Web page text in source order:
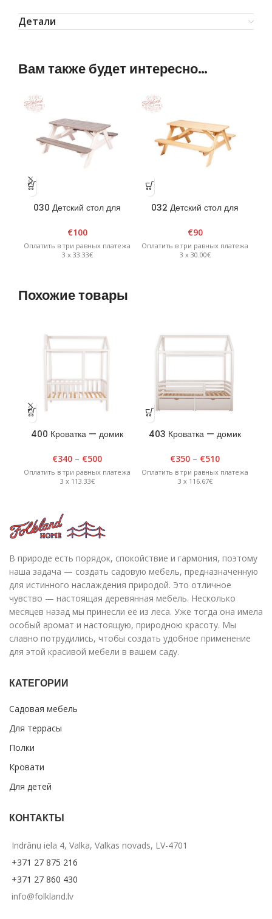
Детали
Вам также будет интересно…
030 Детский стол для
белый/графит
€100
Оплатить в три равных платежа
3 x 33.33€
032 Детский стол для
натуральный
€90
Оплатить в три равных платежа
3 x 30.00€
Похожие товары
400 Кроватка — домик
Белая
€340 – €500
Оплатить в три равных платежа
3 x 113.33€
403 Кроватка — домик
Белая
€350 – €510
Оплатить в три равных платежа
3 x 116.67€
В природе есть порядок, спокойствие и гармония, поэтому
наша задача — создать садовую мебель, предназначенную
для истинного наслаждения природой. Это отличное
чувство — настоящая деревянная мебель. Несколько
месяцев назад мы принесли её из леса. Уже тогда она имела
особый аромат и настоящую, природною красоту. Мы
славно потрудились, чтобы создать удобное применение
для этой красивой мебели в вашем саду.
КАТЕГОРИИ
Садовая мебель
Для террасы
Полки
Кровати
Для детей
КОНТАКТЫ
Indrānu iela 4, Valka, Valkas novads, LV-4701
+371 27 875 216
+371 27 860 430
info@folkland.lv